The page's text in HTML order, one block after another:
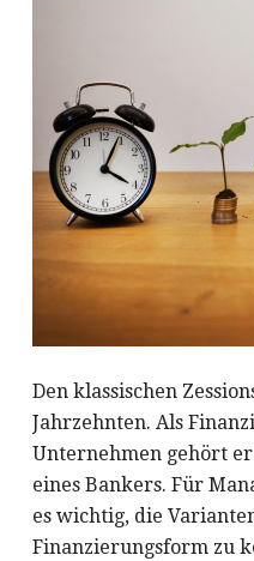
Den klassischen
Jahrzehnten. Als
Unternehmen gehört
eines Bankers. Für
es wichtig, die
Finanzierungsform zu